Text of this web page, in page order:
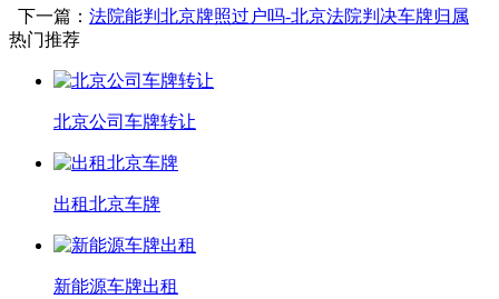
下一篇： 法院能判北京牌照过户吗-北京法院判决车牌归属
热门推荐
北京公司车牌转让
出租北京车牌
新能源车牌出租